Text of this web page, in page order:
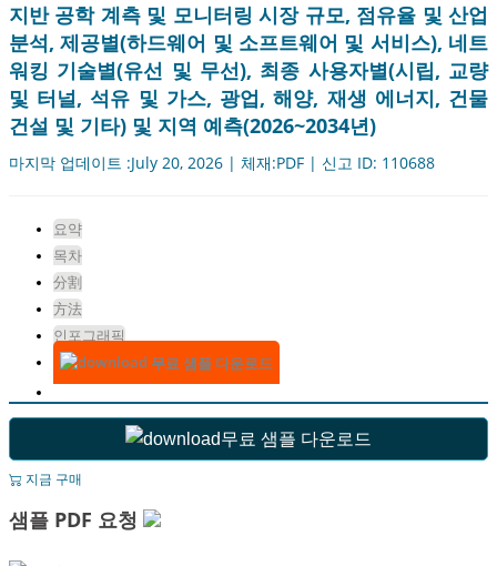
지반 공학 계측 및 모니터링 시장 규모, 점유율 및 산업
분석, 제공별(하드웨어 및 소프트웨어 및 서비스), 네트
워킹 기술별(유선 및 무선), 최종 사용자별(시립, 교량
및 터널, 석유 및 가스, 광업, 해양, 재생 에너지, 건물
건설 및 기타) 및 지역 예측(2026~2034년)
마지막 업데이트 :July 20, 2026 | 체재:PDF | 신고 ID: 110688
요약
목차
分割
方法
인포그래픽
무료 샘플 다운로드
무료 샘플 다운로드
지금 구매
샘플 PDF 요청